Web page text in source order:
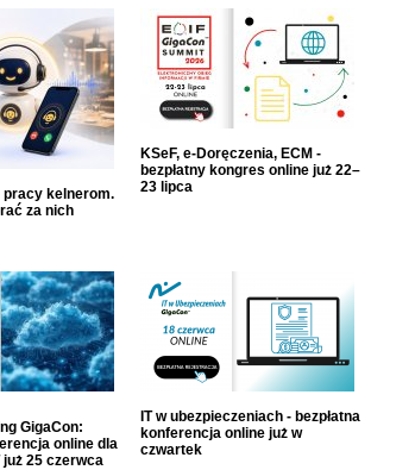
pracy kelnerom.
za nich
KSeF, e-Doręczenia, ECM -
bezpłatny kongres online już 22–
23 lipca
GigaCon:
online dla
25 czerwca
IT w ubezpieczeniach - bezpłatna
konferencja online już w
czwartek